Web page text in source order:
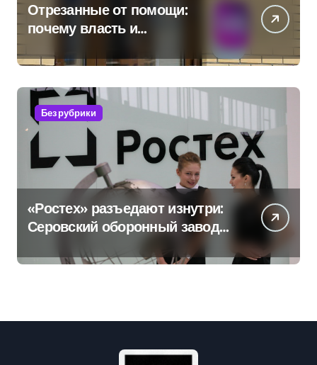
Отрезанные от помощи:
почему власть и
руки» после ударов по
складам Wildberries?
Без рубрики
«Ростех» разъедают изнутри:
Серовский оборонный завод